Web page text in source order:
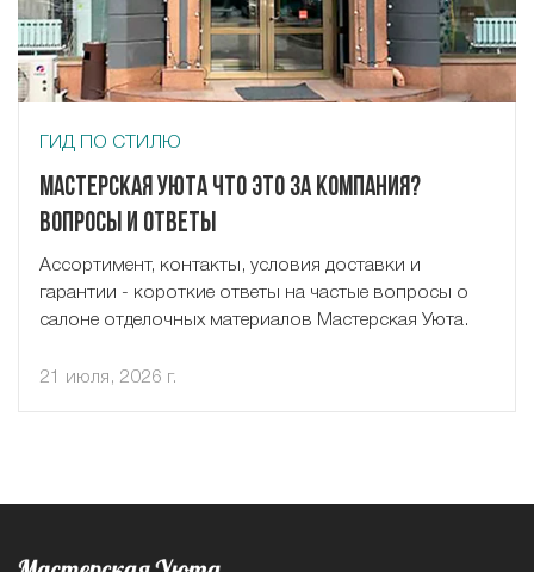
ГИД ПО СТИЛЮ
Мастерская Уюта что это за компания?
Вопросы и ответы
Ассортимент, контакты, условия доставки и
гарантии - короткие ответы на частые вопросы о
салоне отделочных материалов Мастерская Уюта.
21 июля, 2026 г.